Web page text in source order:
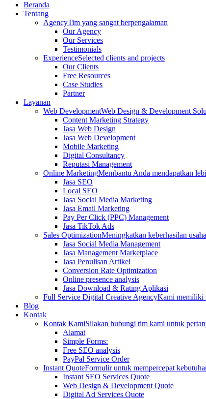
Beranda
Tentang
AgencyTim yang sangat berpengalaman
Our Agency
Our Services
Testimonials
ExperienceSelected clients and projects
Our Clients
Free Resources
Case Studies
Partner
Layanan
Web DevelopmentWeb Design & Development
Content Marketing Strategy
Jasa Web Design
Jasa Web Development
Mobile Marketing
Digital Consultancy
Reputasi Management
Online MarketingMembantu Anda mendapatkan
Jasa SEO
Local SEO
Jasa Social Media Marketing
Jasa Email Marketing
Pay Per Click (PPC) Management
Jasa TikTok Ads
Sales OptimizationMeningkatkan keberhasilan
Jasa Social Media Management
Jasa Management Marketplace
Jasa Penulisan Artikel
Conversion Rate Optimization
Online presence analysis
Jasa Download & Rating Aplikasi
Full Service Digital Creative AgencyKami memiliki
Blog
Kontak
Kontak KamiSilakan hubungi tim kami untuk
Alamat
Simple Forms:
Free SEO analysis
PayPal Service Order
Instant QuoteFormulir untuk mempercepat
Instant SEO Services Quote
Web Design & Development Quote
Digital Ad Services Quote